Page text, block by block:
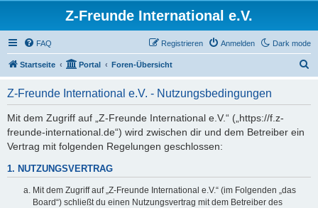
Z-Freunde International e.V.
Dark mode
FAQ Anmelden
Registrieren
Startseite Portal Foren-Übersicht
Z-Freunde International e.V. - Nutzungsbedingungen
Mit dem Zugriff auf „Z-Freunde International e.V.“ („https://f.z-
freunde-international.de“) wird zwischen dir und dem Betreiber ein
Vertrag mit folgenden Regelungen geschlossen:
1. NUTZUNGSVERTRAG
Mit dem Zugriff auf „Z-Freunde International e.V.“ (im Folgenden „das
Board“) schließt du einen Nutzungsvertrag mit dem Betreiber des